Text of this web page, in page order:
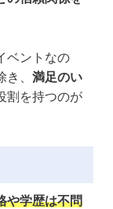
ベントなの
、 満足のい
割を持つのが
や学歴は不問